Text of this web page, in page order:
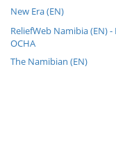
New Era (EN)
ReliefWeb Namibia (EN)
OCHA
The Namibian (EN)